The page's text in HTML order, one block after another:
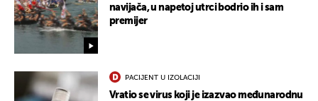
navijača, u napetoj utrci bodrio ih i sam
premijer
PACIJENT U IZOLACIJI
Vratio se virus koji je izazvao međunarodnu